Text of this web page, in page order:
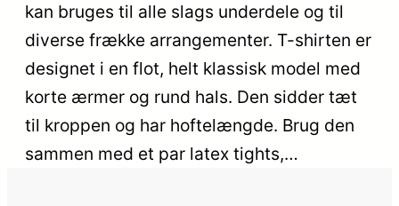
kan bruges til alle slags underdele og til
diverse frække arrangementer. T-shirten er
designet i en flot, helt klassisk model med
korte ærmer og rund hals. Den sidder tæt
til kroppen og har hoftelængde. Brug den
sammen med et par latex tights,…